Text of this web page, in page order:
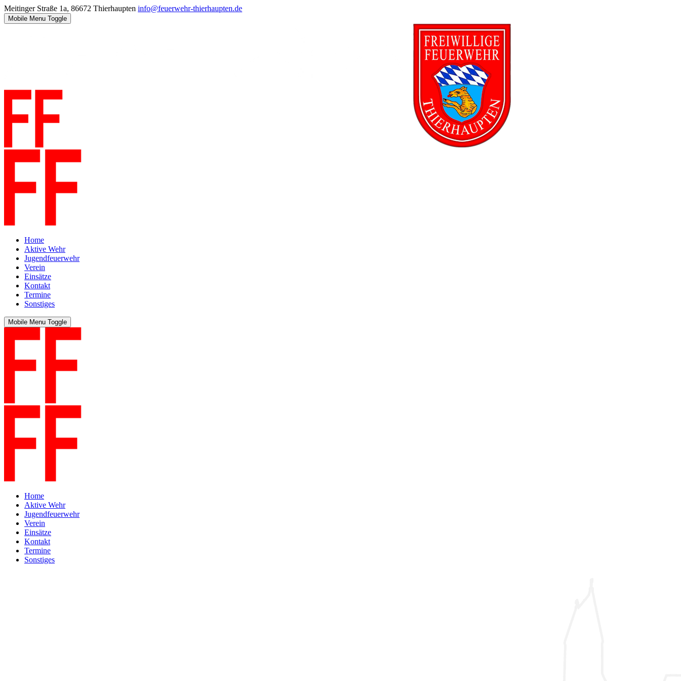
Meitinger Straße 1a, 86672 Thierhaupten info@feuerwehr-thierhaupten.de
Mobile Menu Toggle
Home
Aktive Wehr
Jugendfeuerwehr
Verein
Einsätze
Kontakt
Termine
Sonstiges
Mobile Menu Toggle
Home
Aktive Wehr
Jugendfeuerwehr
Verein
Einsätze
Kontakt
Termine
Sonstiges